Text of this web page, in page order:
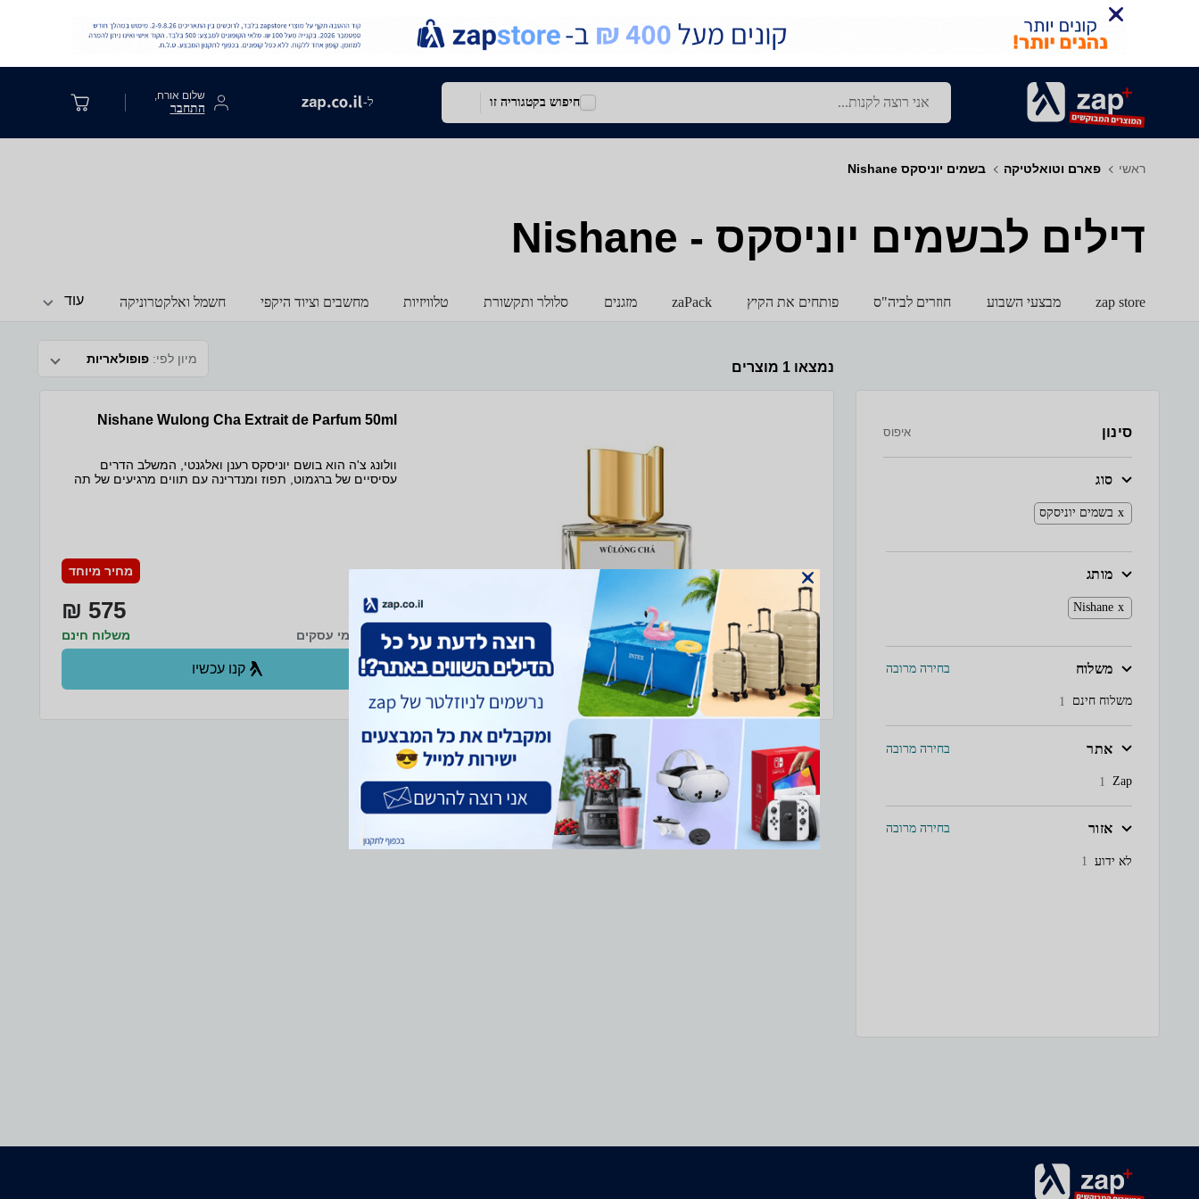
חיפוש בקטגוריה זו ל- שלום אורח,
התחבר
ראשי פארם וטואלטיקה בשמים יוניסקס Nishane
דילים לבשמים יוניסקס - Nishane
zap store מבצעי השבוע חוזרים לביה"ס פותחים את הקיץ zaPack מזגנים סלולר ותקשורת טלוויזיות מחשבים וציוד היקפי חשמל ואלקטרוניקה עוד
נמצאו 1 מוצרים
מיון לפי: פופולאריות
סינון איפוס
סוג
בשמים יוניסקס
מותג
Nishane
משלוח בחירה מרובה
משלוח חינם 1
אתר בחירה מרובה
Zap
1
אזור בחירה מרובה
לא ידוע 1
Nishane Wulong Cha Extrait de Parfum 50ml
וולונג צ'ה הוא בושם יוניסקס רענן ואלגנטי, המשלב הדרים
עסיסיים של ברגמוט, תפוז ומנדרינה עם תווים מרגיעים של תה
מחיר מיוחד
575 ₪
משלוח חינם עד 6 ימי עסקים
קנו עכשיו